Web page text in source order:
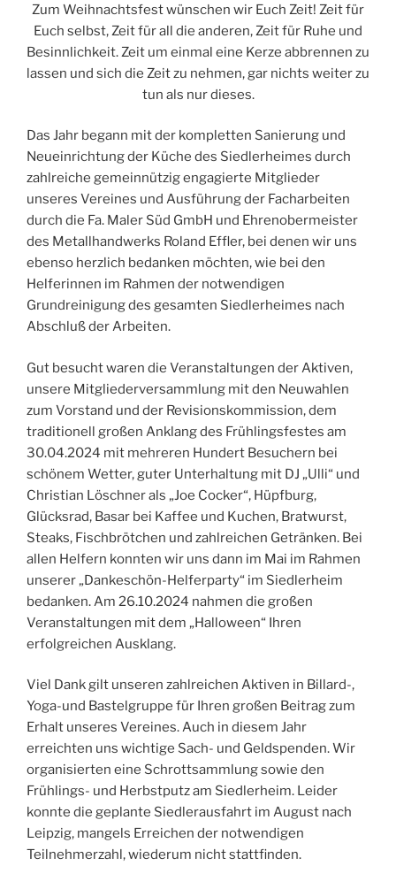
Zum Weihnachtsfest wünschen wir Euch Zeit! Zeit für
Euch selbst, Zeit für all die anderen, Zeit für Ruhe und
Besinnlichkeit. Zeit um einmal eine Kerze abbrennen zu
lassen und sich die Zeit zu nehmen, gar nichts weiter zu
tun als nur dieses.
Das Jahr begann mit der kompletten Sanierung und
Neueinrichtung der Küche des Siedlerheimes durch
zahlreiche gemeinnützig engagierte Mitglieder
unseres Vereines und Ausführung der Facharbeiten
durch die Fa. Maler Süd GmbH und Ehrenobermeister
des Metallhandwerks Roland Effler, bei denen wir uns
ebenso herzlich bedanken möchten, wie bei den
Helferinnen im Rahmen der notwendigen
Grundreinigung des gesamten Siedlerheimes nach
Abschluß der Arbeiten.
Gut besucht waren die Veranstaltungen der Aktiven,
unsere Mitgliederversammlung mit den Neuwahlen
zum Vorstand und der Revisionskommission, dem
traditionell großen Anklang des Frühlingsfestes am
30.04.2024 mit mehreren Hundert Besuchern bei
schönem Wetter, guter Unterhaltung mit DJ „Ulli“ und
Christian Löschner als „Joe Cocker“, Hüpfburg,
Glücksrad, Basar bei Kaffee und Kuchen, Bratwurst,
Steaks, Fischbrötchen und zahlreichen Getränken. Bei
allen Helfern konnten wir uns dann im Mai im Rahmen
unserer „Dankeschön-Helferparty“ im Siedlerheim
bedanken. Am 26.10.2024 nahmen die großen
Veranstaltungen mit dem „Halloween“ Ihren
erfolgreichen Ausklang.
Viel Dank gilt unseren zahlreichen Aktiven in Billard-,
Yoga-und Bastelgruppe für Ihren großen Beitrag zum
Erhalt unseres Vereines. Auch in diesem Jahr
erreichten uns wichtige Sach- und Geldspenden. Wir
organisierten eine Schrottsammlung sowie den
Frühlings- und Herbstputz am Siedlerheim. Leider
konnte die geplante Siedlerausfahrt im August nach
Leipzig, mangels Erreichen der notwendigen
Teilnehmerzahl, wiederum nicht stattfinden.